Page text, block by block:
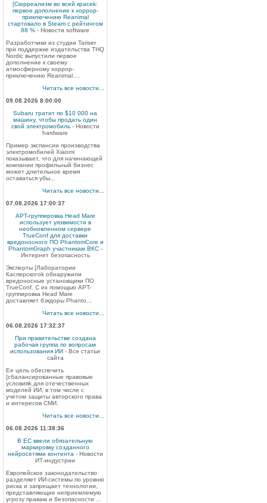
[Сюрреализм во всей красеk:
первое дополнение к хоррор-
приключению Reanimal
стартовало в Steam с рейтингом
88 % - Новости software
Разработчики из студии Tariser
при поддержке издательства THQ
Nordic выпустили первое
дополнение к своему
атмосферному хоррор-
приключению Reanimal....
Читать все новости...
09.08.2026 8:00:00
Subaru тратит по $10 000 на
машину, чтобы продать один
свой электромобиль- Новости
hardware
Пример экспансии производства
электромобилей Xiaomi
показывает, что для начинающей
компании профильный бизнес
может длительное время
оставаться убы...
Читать все новости...
07.08.2026 17:00:37
APT-группировка Head Mare
использует уязвимости в
необновленном сервере
TrueConf для доставки
вредоносного ПО PhantomCore и
PhantomGraph участникам ВКС-
Интернет безопасность
Эксперты [Лаборатории
Касперскогоk обнаружили
вредоносные установщики ПО
TrueConf. С их помощью APT-
группировка Head Mare
доставляет бэкдоры Phanto...
Читать все новости...
06.08.2026 17:32:37
При правительстве создана
рабочая группа по вопросам
использования ИИ - Все статьи
сайта
Ее цель обеспечить
[сбалансированные правовые
условияk для отечественных
моделей ИИ, в том числе с
учетом защиты авторского права
и интересов СМИ.
Читать все новости...
06.08.2026 11:38:36
В ЕС ввели обязательную
маркировку созданного
нейросетями контента - Новости
ИТ-индустрии
Европейское законодательство
разделяет ИИ-системы по уровню
риска и запрещает технологии,
представляющие неприемлемую
угрозу правам и безопасности ...